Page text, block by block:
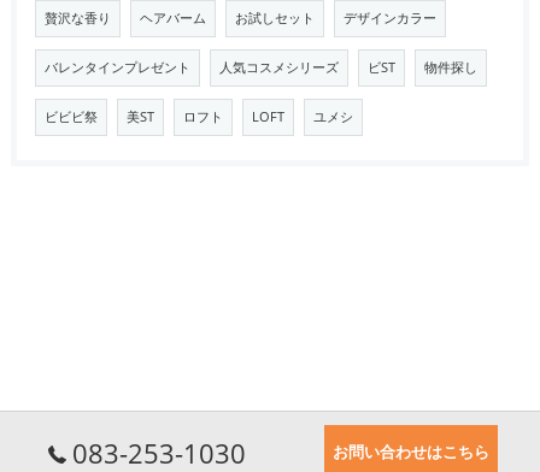
贅沢な香り ヘアバーム お試しセット デザインカラー
バレンタインプレゼント 人気コスメシリーズ ビST 物件探し
ビビビ祭 美ST ロフト LOFT ユメシ
083-253-1030 お問い合わせはこちら